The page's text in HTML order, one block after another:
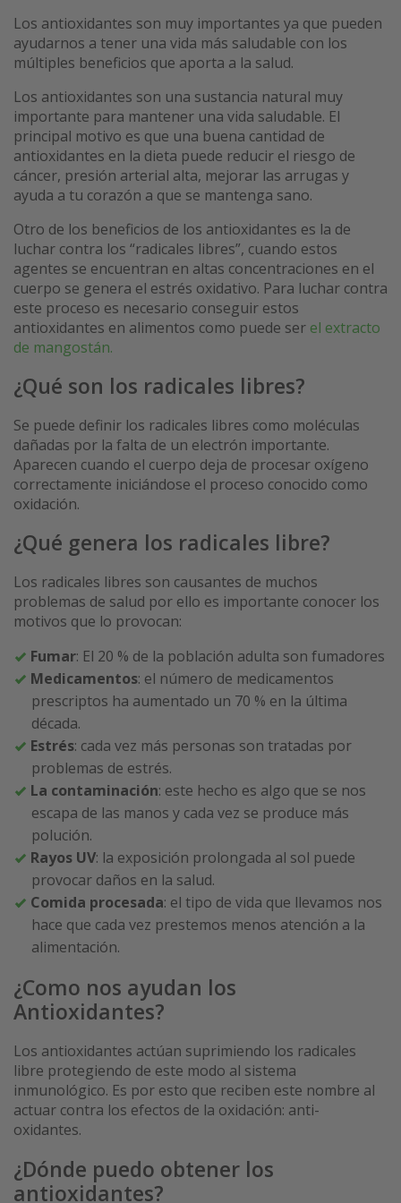
Los antioxidantes son muy importantes ya que pueden
ayudarnos a tener una vida más saludable con los
múltiples beneficios que aporta a la salud.
Los antioxidantes son una sustancia natural muy
importante para mantener una vida saludable. El
principal motivo es que una buena cantidad de
antioxidantes en la dieta puede reducir el riesgo de
cáncer, presión arterial alta, mejorar las arrugas y
ayuda a tu corazón a que se mantenga sano.
Otro de los beneficios de los antioxidantes es la de
luchar contra los “radicales libres”, cuando estos
agentes se encuentran en altas concentraciones en el
cuerpo se genera el estrés oxidativo. Para luchar contra
este proceso es necesario conseguir estos
antioxidantes en alimentos como puede ser el extracto
de mangostán.
¿Qué son los radicales libres?
Se puede definir los radicales libres como moléculas
dañadas por la falta de un electrón importante.
Aparecen cuando el cuerpo deja de procesar oxígeno
correctamente iniciándose el proceso conocido como
oxidación.
¿Qué genera los radicales libre?
Los radicales libres son causantes de muchos
problemas de salud por ello es importante conocer los
motivos que lo provocan:
Fumar: El 20 % de la población adulta son fumadores
Medicamentos: el número de medicamentos
prescriptos ha aumentado un 70 % en la última
década.
Estrés: cada vez más personas son tratadas por
problemas de estrés.
La contaminación: este hecho es algo que se nos
escapa de las manos y cada vez se produce más
polución.
Rayos UV: la exposición prolongada al sol puede
provocar daños en la salud.
Comida procesada: el tipo de vida que llevamos nos
hace que cada vez prestemos menos atención a la
alimentación.
¿Como nos ayudan los
Antioxidantes?
Los antioxidantes actúan suprimiendo los radicales
libre protegiendo de este modo al sistema
inmunológico. Es por esto que reciben este nombre al
actuar contra los efectos de la oxidación: anti-
oxidantes.
¿Dónde puedo obtener los
antioxidantes?